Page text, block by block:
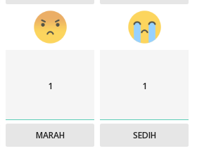
1
MARAH
1
SEDIH